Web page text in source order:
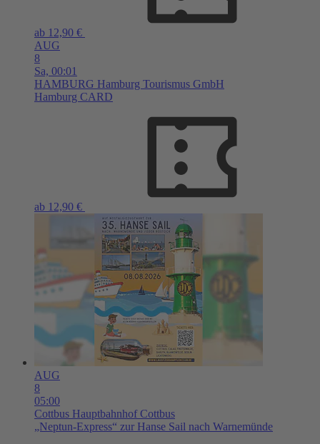
ab 12,90 €
AUG
8
Sa, 00:01
HAMBURG Hamburg Tourismus GmbH
Hamburg CARD
ab 12,90 €
AUG
8
05:00
Cottbus Hauptbahnhof Cottbus
„Neptun-Express“ zur Hanse Sail nach Warnemünde